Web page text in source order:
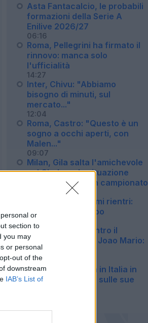
or
section to
you may
or personal
out of the
downstream
IAB’s List of
Asta Fantacalcio, le probabili
formazioni della Serie A
Enilive 2026/27
06:16
Roma, Pellegrini ha firmato il
rinnovo: manca solo
l'ufficialità
14:27
Inter, Chivu: "Abbiamo
bisogno di minuti, sul
mercato..."
12:04
Roma, Castro: "Questo è un
sogno a occhi aperti, con
Malen..."
09:07
Milan, Gila salta l'amichevole
col Chelsea: la situazione
verso il debutto in campionato
Inter, ecco gli ultimi rientri:
Akanji già in campo
Fiorentina, 1-1 contro il
Deportivo: ottimo Joao Mario:
il tabellino
22:57
Milan, Gila rientra in Italia in
anticipo: le ultime sulle sue